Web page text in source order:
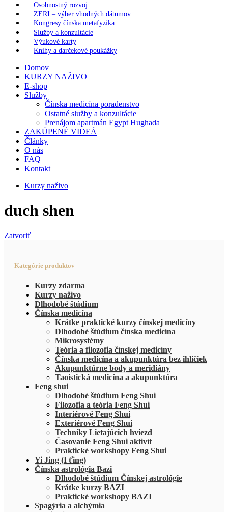
Osobnostný rozvoj
ZERI – výber vhodných dátumov
Kongresy čínska metafyzika
Služby a konzultácie
Výukové karty
Knihy a darčekové poukážky
Domov
KURZY NAŽIVO
E-shop
Služby
Čínska medicína poradenstvo
Ostatné služby a konzultácie
Prenájom apartmán Egypt Hughada
ZAKÚPENÉ VIDEÁ
Články
O nás
FAQ
Kontakt
Kurzy naživo
duch shen
Zatvoriť
Kategórie produktov
Kurzy zdarma
Kurzy naživo
Dlhodobé štúdium
Čínska medicína
Krátke praktické kurzy čínskej medicíny
Dlhodobé štúdium čínska medicína
Mikrosystémy
Teória a filozofia čínskej medicíny
Čínska medicína a akupunktúra bez ihličiek
Akupunktúrne body a meridiány
Taoistická medicína a akupunktúra
Feng shui
Dlhodobé štúdium Feng Shui
Filozofia a teória Feng Shui
Interiérové Feng Shui
Exteriérové Feng Shui
Techniky Lietajúcich hviezd
Časovanie Feng Shui aktivít
Praktické workshopy Feng Shui
Yi Jing (I ťing)
Čínska astrológia Bazi
Dlhodobé štúdium Čínskej astrológie
Krátke kurzy BAZI
Praktické workshopy BAZI
Spagýria a alchýmia